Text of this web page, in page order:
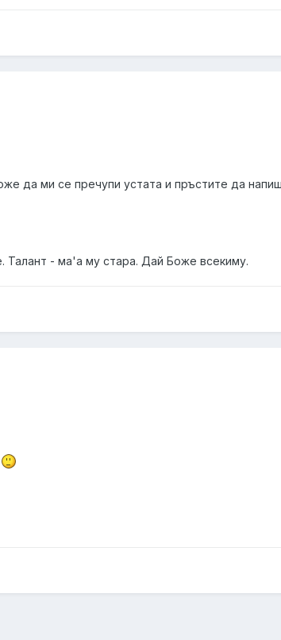
да ми се пречупи устата и пръстите да
Талант - ма'а му стара. Дай Боже всекиму.